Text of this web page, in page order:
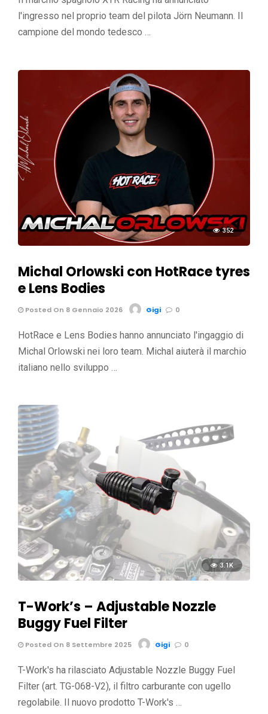
l'ingresso nel proprio team del pilota Jörn Neumann. Il
campione del mondo tedesco …
352
Michal Orlowski con HotRace tyres
e Lens Bodies
Posted On 8 Gennaio 2026 Gigi 0
HotRace e Lens Bodies hanno annunciato l'ingaggio di
Michal Orlowski nei loro team. Michal aiuterà il marchio
italiano nello sviluppo …
3.1K
T-Work’s – Adjustable Nozzle
Buggy Fuel Filter
Posted On 8 Settembre 2025 Gigi 0
T-Work's ha rilasciato Adjustable Nozzle Buggy Fuel
Filter (art. TG-068-V2), il filtro carburante con ugello
regolabile. Il nuovo prodotto T-Work's …